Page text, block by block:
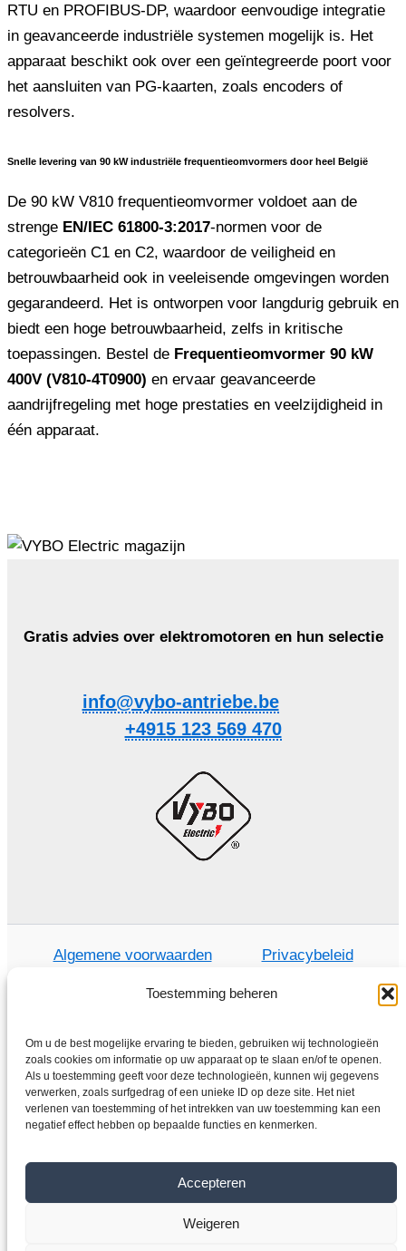
Toestemming beheren
Om u de best mogelijke ervaring te bieden, gebruiken wij technologieën
zoals cookies om informatie op uw apparaat op te slaan en/of te openen.
Als u toestemming geeft voor deze technologieën, kunnen wij gegevens
verwerken, zoals surfgedrag of een unieke ID op deze site. Het niet
verlenen van toestemming of het intrekken van uw toestemming kan een
negatief effect hebben op bepaalde functies en kenmerken.
Accepteren
Weigeren
RTU en PROFIBUS-DP, waardoor eenvoudige integratie
in geavanceerde industriële systemen mogelijk is. Het
apparaat beschikt ook over een geïntegreerde poort voor
het aansluiten van PG-kaarten, zoals encoders of
resolvers.
Snelle levering van 90 kW industriële frequentieomvormers door heel België
De 90 kW V810 frequentieomvormer voldoet aan de
strenge EN/IEC 61800-3:2017-normen voor de
categorieën C1 en C2, waardoor de veiligheid en
betrouwbaarheid ook in veeleisende omgevingen worden
gegarandeerd. Het is ontworpen voor langdurig gebruik en
biedt een hoge betrouwbaarheid, zelfs in kritische
toepassingen. Bestel de Frequentieomvormer 90 kW
400V (V810-4T0900) en ervaar geavanceerde
aandrijfregeling met hoge prestaties en veelzijdigheid in
één apparaat.
Gratis advies over elektromotoren en hun selectie
info@vybo-antriebe.be
+4915 123 569 470
Algemene voorwaarden Privacybeleid
Thuis
Winkel
Elektromotoren
Frequentieomvormer
Over ons
Contact